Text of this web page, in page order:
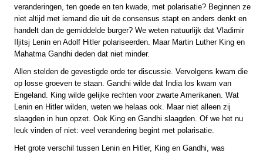
veranderingen, ten goede en ten kwade, met polarisatie? Beginnen ze
niet altijd met iemand die uit de consensus stapt en anders denkt en
handelt dan de gemiddelde burger? We weten natuurlijk dat Vladimir
Iljitsj Lenin en Adolf Hitler polariseerden. Maar Martin Luther King en
Mahatma Gandhi deden dat niet minder.
Allen stelden de gevestigde orde ter discussie. Vervolgens kwam die
op losse groeven te staan. Gandhi wilde dat India los kwam van
Engeland. King wilde gelijke rechten voor zwarte Amerikanen. Wat
Lenin en Hitler wilden, weten we helaas ook. Maar niet alleen zij
slaagden in hun opzet. Ook King en Gandhi slaagden. Of we het nu
leuk vinden of niet: veel verandering begint met polarisatie.
Het grote verschil tussen Lenin en Hitler, King en Gandhi, was